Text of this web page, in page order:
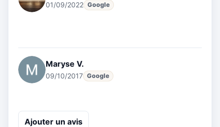
01/09/2022 Google
Maryse V.
09/10/2017 Google
Ajouter un avis